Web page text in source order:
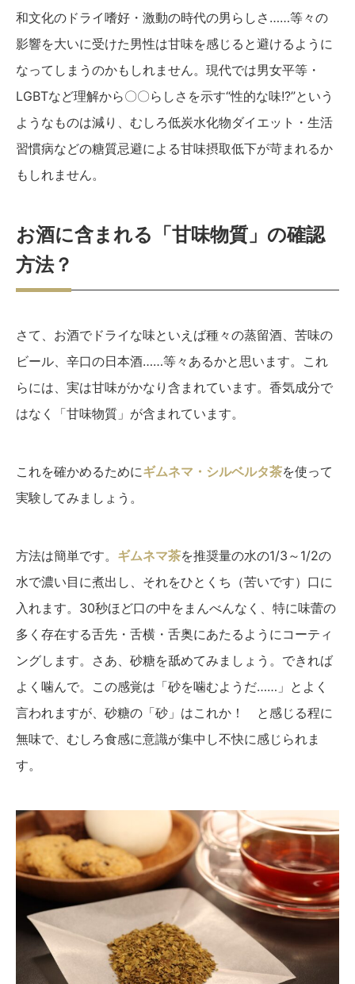
和文化のドライ嗜好・激動の時代の男らしさ……等々の
影響を大いに受けた男性は甘味を感じると避けるように
なってしまうのかもしれません。現代では男女平等・
LGBTなど理解から〇〇らしさを示す“性的な味!?”という
ようなものは減り、むしろ低炭水化物ダイエット・生活
習慣病などの糖質忌避による甘味摂取低下が苛まれるか
もしれません。
お酒に含まれる「甘味物質」の確認
方法？
さて、お酒でドライな味といえば種々の蒸留酒、苦味の
ビール、辛口の日本酒……等々あるかと思います。これ
らには、実は甘味がかなり含まれています。香気成分で
はなく「甘味物質」が含まれています。
これを確かめるためにギムネマ・シルベルタ茶を使って
実験してみましょう。
方法は簡単です。 ギムネマ茶を推奨量の水の1/3～1/2の
水で濃い目に煮出し、それをひとくち（苦いです）口に
入れます。30秒ほど口の中をまんべんなく、特に味蕾の
多く存在する舌先・舌横・舌奥にあたるようにコーティ
ングします。さあ、砂糖を舐めてみましょう。できれば
よく噛んで。この感覚は「砂を噛むようだ……」とよく
言われますが、砂糖の「砂」はこれか！ と感じる程に
無味で、むしろ食感に意識が集中し不快に感じられま
す。